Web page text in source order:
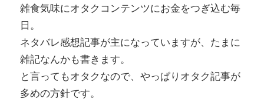
雑食気味にオタクコンテンツにお金をつぎ込む毎
日。
ネタバレ感想記事が主になっていますが、たまに
雑記なんかも書きます。
と言ってもオタクなので、やっぱりオタク記事が
多めの方針です。